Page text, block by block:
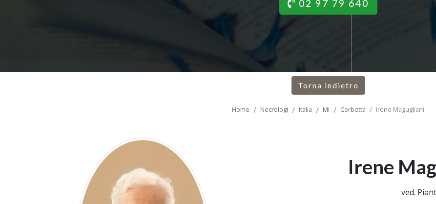
02 97 79 640
Torna indietro
Home Necrologi Italia MI Corbetta Irene Magugliani
Irene
ved.